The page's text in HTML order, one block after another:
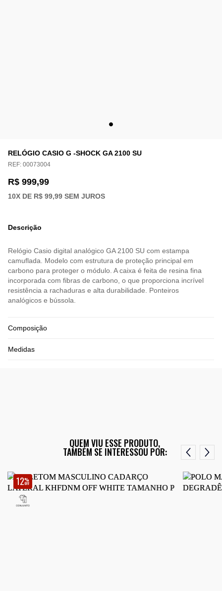
RELÓGIO CASIO G -SHOCK GA 2100 SU
REF: 00073004
R$ 999,99
10X DE R$ 99,99 SEM JUROS
Descrição
Relógio Casio digital analógico GA 2100 SU com estampa
camuflada. Modelo com estrutura de proteção principal em
carbono para proteger o módulo. A caixa é feita de resina fina
incorporada com fibras de carbono, o que proporciona incrível
resistência a rachaduras e alta durabilidade. Ponteiros
analógicos e bússola.
Composição
Medidas
QUEM VIU ESSE PRODUTO,
TAMBÉM SE INTERESSOU POR:
12%
OFF